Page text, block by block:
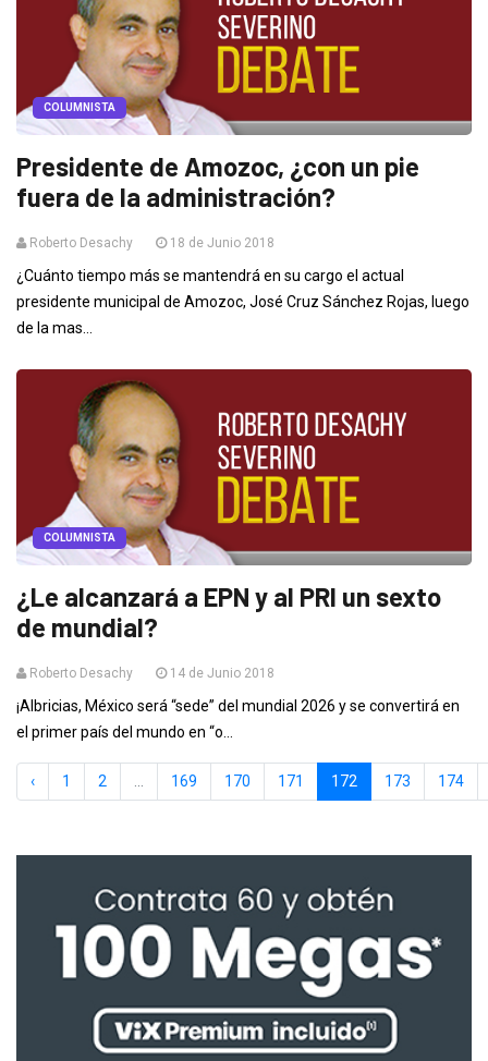
COLUMNISTA
Presidente de Amozoc, ¿con un pie
fuera de la administración?
Roberto Desachy 18 de Junio 2018
¿Cuánto tiempo más se mantendrá en su cargo el actual
presidente municipal de Amozoc, José Cruz Sánchez Rojas, luego
de la mas...
COLUMNISTA
¿Le alcanzará a EPN y al PRI un sexto
de mundial?
Roberto Desachy 14 de Junio 2018
¡Albricias, México será “sede” del mundial 2026 y se convertirá en
el primer país del mundo en “o...
‹ 1 2 169 170 171 172 173 174